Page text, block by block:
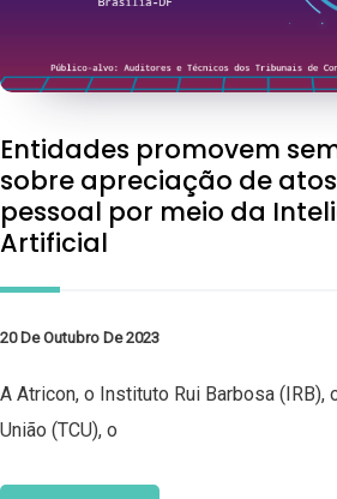
Entidades promovem
sobre apreciação de
pessoal por meio da
Artificial
20 De Outubro De 2023
A Atricon, o Instituto Rui Barbosa (IRB),
União (TCU), o